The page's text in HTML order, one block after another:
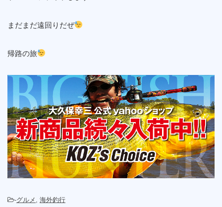
まだまだ遠回りだぜ
帰路の旅
-グルメ 海外釣行